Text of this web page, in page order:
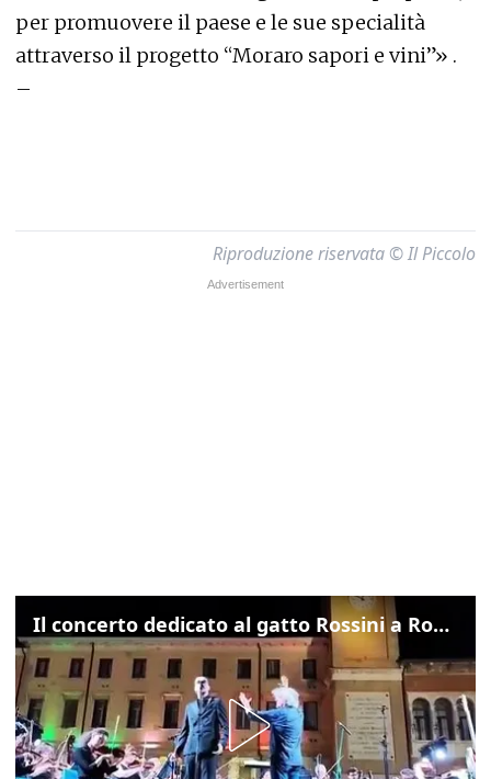
per promuovere il paese e le sue specialità
attraverso il progetto “Moraro sapori e vini”» .
–
Riproduzione riservata © Il Piccolo
Il concerto dedicato al gatto Rossini a Rovigo: ecco un estratto